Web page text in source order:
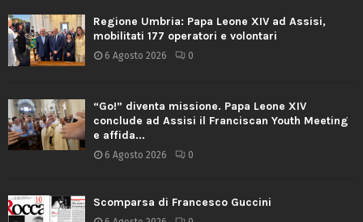
Regione Umbria: Papa Leone XIV ad Assisi,
mobilitati 177 operatori e volontari
6 Agosto 2026 0
“Go!” diventa missione. Papa Leone XIV
conclude ad Assisi il Franciscan Youth Meeting
e affida...
6 Agosto 2026 0
Scomparsa di Francesco Guccini